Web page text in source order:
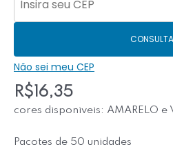
Não sei meu CEP
R$ 16,35
cores disponiveis: AMARELO e
Pacotes de 50 unidades